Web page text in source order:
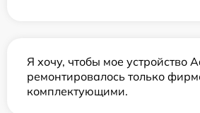
Я хочу, чтобы мое устройство
ремонтировалось только
комплектующими.